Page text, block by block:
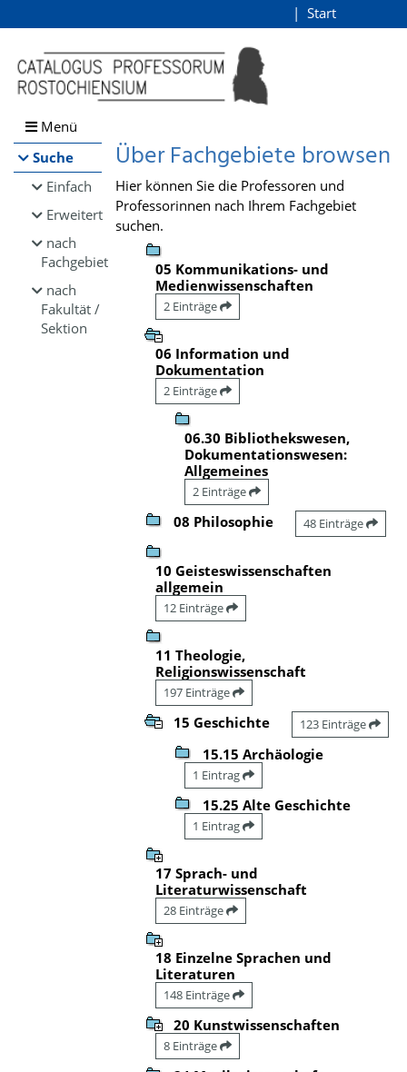
Browsen
direkt zum Inhalt
Start
Menü
Suche
Einfach
Erweitert
nach
Fachgebiet
nach
Fakultät /
Sektion
Über Fachgebiete browsen
Hier können Sie die Professoren und
Professorinnen nach Ihrem Fachgebiet
suchen.
05 Kommunikations- und
Medienwissenschaften
2 Einträge
06 Information und
Dokumentation
2 Einträge
06.30 Bibliothekswesen,
Dokumentationswesen:
Allgemeines
2 Einträge
08 Philosophie 48 Einträge
10 Geisteswissenschaften
allgemein
12 Einträge
11 Theologie,
Religionswissenschaft
197 Einträge
15 Geschichte 123 Einträge
15.15 Archäologie
1 Eintrag
15.25 Alte Geschichte
1 Eintrag
17 Sprach- und
Literaturwissenschaft
28 Einträge
18 Einzelne Sprachen und
Literaturen
148 Einträge
20 Kunstwissenschaften
8 Einträge